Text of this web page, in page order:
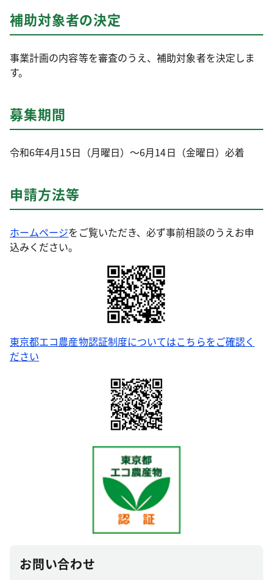
補助対象者の決定
事業計画の内容等を審査のうえ、補助対象者を決定しま
す。
募集期間
令和6年4月15日（月曜日）～6月14日（金曜日）必着
申請方法等
ホームページをご覧いただき、必ず事前相談のうえお申
込みください。
東京都エコ農産物認証制度についてはこちらをご確認く
ださい
お問い合わせ